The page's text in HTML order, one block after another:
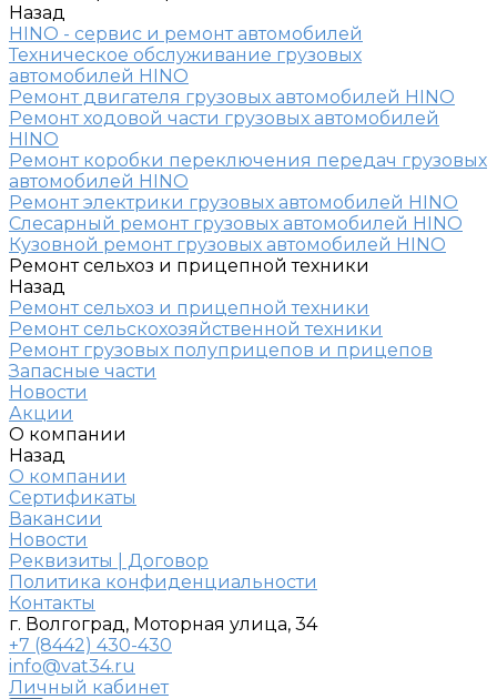
Назад
HINO - сервис и ремонт автомобилей
Техническое обслуживание грузовых
автомобилей HINO
Ремонт двигателя грузовых автомобилей HINO
Ремонт ходовой части грузовых автомобилей
HINO
Ремонт коробки переключения передач грузовых
автомобилей HINO
Ремонт электрики грузовых автомобилей HINO
Слесарный ремонт грузовых автомобилей HINO
Кузовной ремонт грузовых автомобилей HINO
Ремонт сельхоз и прицепной техники
Назад
Ремонт сельхоз и прицепной техники
Ремонт сельскохозяйственной техники
Ремонт грузовых полуприцепов и прицепов
Запасные части
Новости
Акции
О компании
Назад
О компании
Сертификаты
Вакансии
Новости
Реквизиты | Договор
Политика конфиденциальности
Контакты
г. Волгоград, Моторная улица, 34
+7 (8442) 430-430
info@vat34.ru
Личный кабинет